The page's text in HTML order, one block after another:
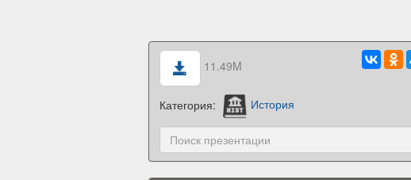
11.49M
Категория: История